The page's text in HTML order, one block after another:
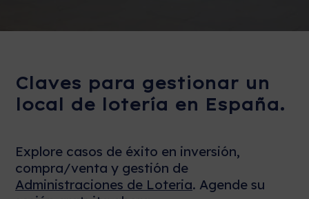
Claves para gestionar un
local de lotería en España.
Explore casos de éxito en inversión,
compra/venta y gestión de
Administraciones de Loteria. Agende su